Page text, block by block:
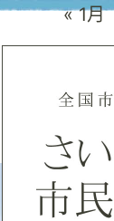
« 1月